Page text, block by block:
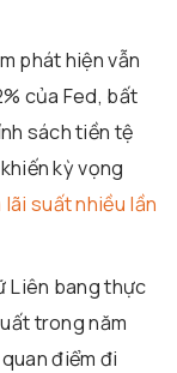
phát hiện vẫn
của Fed, bất
sách tiền tệ
kỳ vọng
suất nhiều lần
Liên bang thực
trong năm
điểm đi